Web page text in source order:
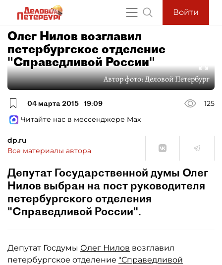
Войти
Олег Нилов возглавил
петербургское отделение
"Справедливой России"
Автор фото:Деловой Петербург
04 марта 2015 19:09
125
Читайте нас в мессенджере Max
dp.ru
Все материалы автора
Депутат Государственной думы Олег
Нилов выбран на пост руководителя
петербургского отделения
"Справедливой России".
Депутат Госдумы Олег Нилов возглавил
петербургское отделение "Справедливой